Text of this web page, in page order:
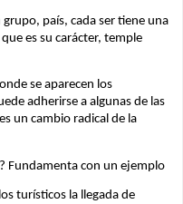
país, cada ser tiene una
es su carácter, temple
se aparecen los
adherirse a algunas de las
un cambio radical de la
Fundamenta con un ejemplo
turísticos la llegada de